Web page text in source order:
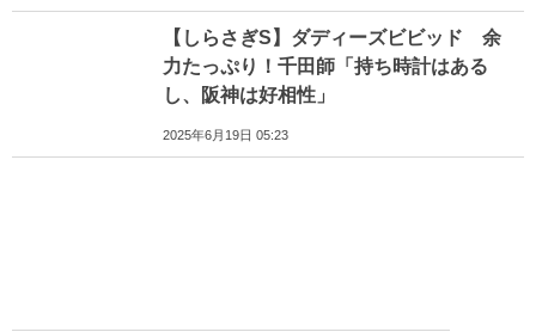
【しらさぎS】ダディーズビビッド 余
力たっぷり！千田師「持ち時計はある
し、阪神は好相性」
2025年6月19日 05:23